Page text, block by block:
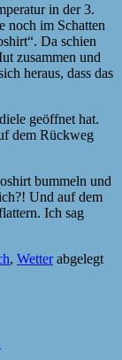
in der 3.
noch im Schatten
Da schien
zusammen und
heraus, dass das
geöffnet hat.
dem Rückweg
bummeln und
Und auf dem
Ich sag
, Wetterabgelegt